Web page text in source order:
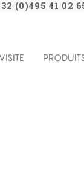
(0)495 41